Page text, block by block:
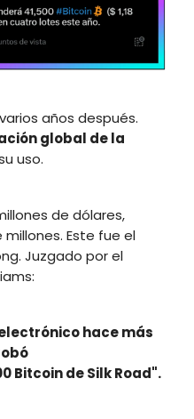
años después.
global de la
uso.
de dólares,
Este fue el
Juzgado por el
hace más
Bitcoin de Silk Road".